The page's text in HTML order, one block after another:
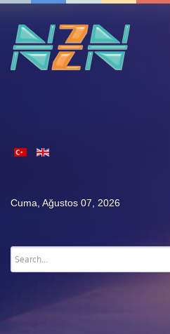
Cuma, Ağustos 07, 2026